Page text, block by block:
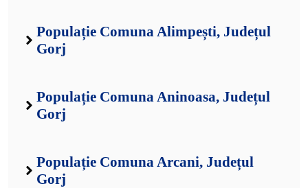
Populație Comuna Alimpești, Județul
Gorj
Populație Comuna Aninoasa, Județul
Gorj
Populație Comuna Arcani, Județul
Gorj